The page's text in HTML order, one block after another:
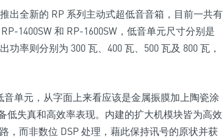
出全新的 RP 系列主动式超低音音箱，目前一共有
1400SW 和 RP-1600SW，低音单元尺寸分别是
功率则分别为 300 瓦、400 瓦、500 瓦及 800 瓦，
单元，从字面上来看应该是金属振膜加上陶瓷涂
低失真和高效率表现。内建的扩大机模块皆为高效
，而非数位 DSP 处理，藉此保持讯号的原状并获